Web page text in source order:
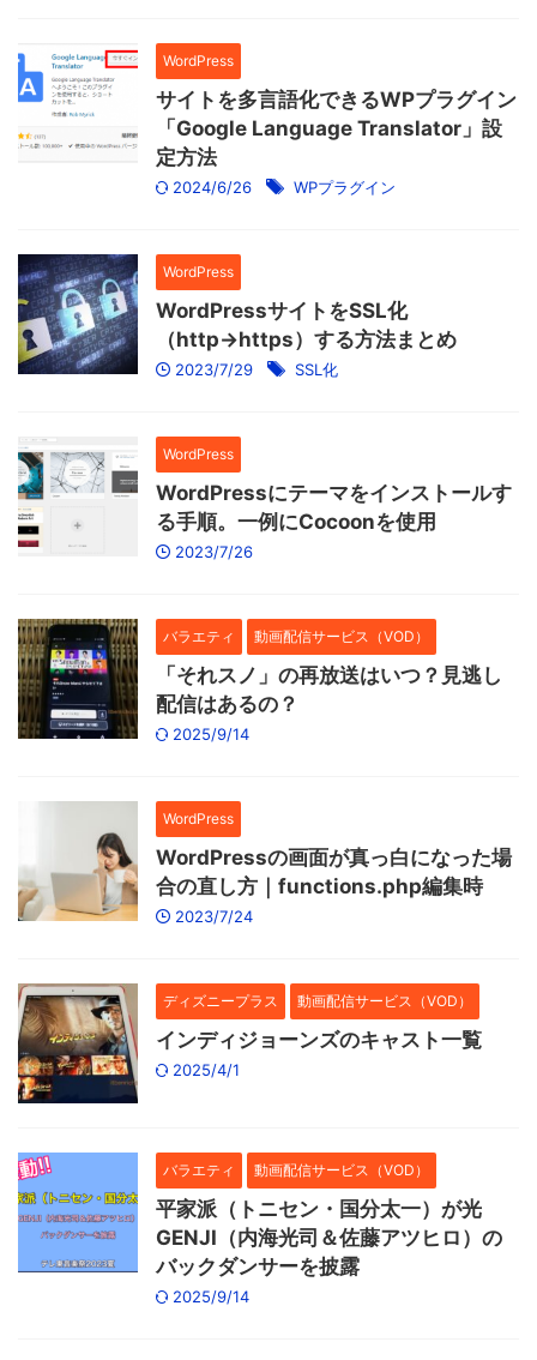
WordPress
サイトを多言語化できるWPプラグイン
「Google Language Translator」設
定方法
2024/6/26 WPプラグイン
WordPress
WordPressサイトをSSL化
（http→https）する方法まとめ
2023/7/29 SSL化
WordPress
WordPressにテーマをインストールす
る手順。一例にCocoonを使用
2023/7/26
バラエティ 動画配信サービス（VOD）
「それスノ」の再放送はいつ？見逃し
配信はあるの？
2025/9/14
WordPress
WordPressの画面が真っ白になった場
合の直し方｜functions.php編集時
2023/7/24
ディズニープラス 動画配信サービス（VOD）
インディジョーンズのキャスト一覧
2025/4/1
バラエティ 動画配信サービス（VOD）
平家派（トニセン・国分太一）が光
GENJI（内海光司＆佐藤アツヒロ）の
バックダンサーを披露
2025/9/14